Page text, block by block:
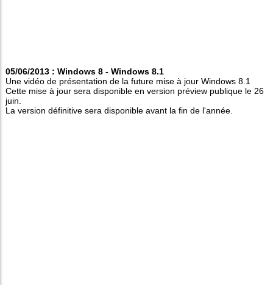
05/06/2013 : Windows 8 - Windows 8.1
Une vidéo de présentation de la future mise à jour Windows 8.1
Cette mise à jour sera disponible en version préview publique le 26
juin.
La version définitive sera disponible avant la fin de l'année.